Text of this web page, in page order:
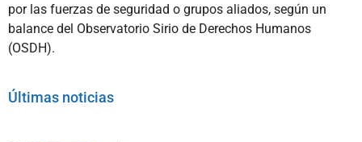
por las fuerzas de seguridad o grupos aliados, según un
balance del Observatorio Sirio de Derechos Humanos
(OSDH).
Últimas noticias